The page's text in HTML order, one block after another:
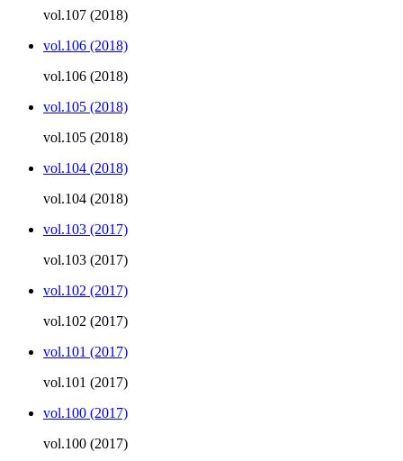
vol.107 (2018)
vol.106 (2018)
vol.106 (2018)
vol.105 (2018)
vol.105 (2018)
vol.104 (2018)
vol.104 (2018)
vol.103 (2017)
vol.103 (2017)
vol.102 (2017)
vol.102 (2017)
vol.101 (2017)
vol.101 (2017)
vol.100 (2017)
vol.100 (2017)